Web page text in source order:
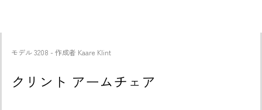
モデル3208 - 作成者 Kaare Klint
クリント アームチェア